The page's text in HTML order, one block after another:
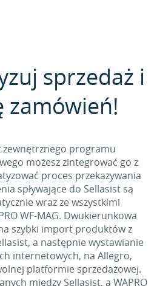
sprzedaż i
zamówień!
zewnętrznego programu
możesz zintegrować go z
proces przekazywania
spływające do Sellasist są
wraz ze wszystkimi
WF-MAG. Dwukierunkowa
szybki import produktów z
a następnie wystawianie
internetowych, na Allegro,
platformie sprzedażowej.
między Sellasist, a WAPRO